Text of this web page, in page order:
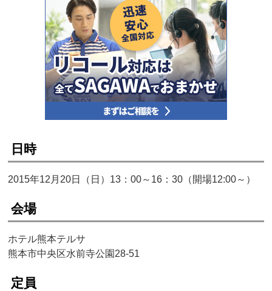
日時
2015年12月20日（日）13：00～16：30（開場12:00～）
会場
ホテル熊本テルサ
熊本市中央区水前寺公園28-51
定員